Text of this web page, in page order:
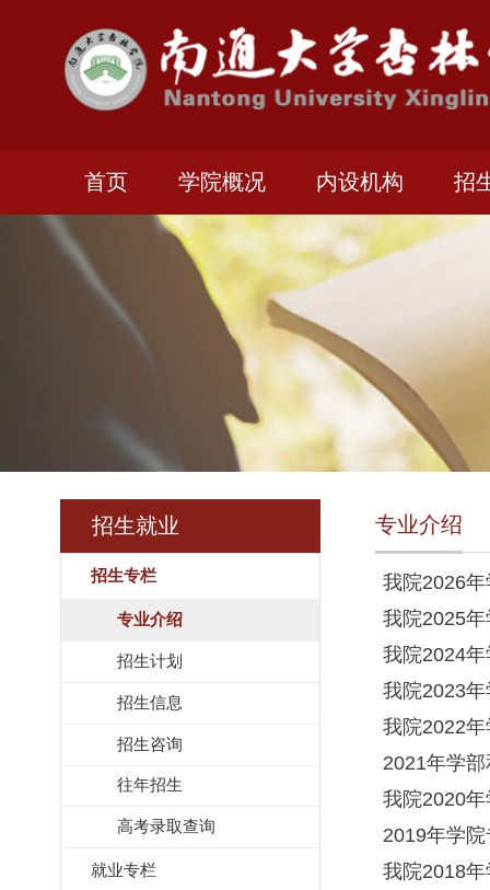
首页 学院概况 内设机构 招
招生就业
招生专栏
专业介绍
招生计划
招生信息
招生咨询
往年招生
高考录取查询
就业专栏
专业介绍
我院2026
我院2025
我院2024
我院2023
我院2022
2021年学
我院2020
2019年学
我院2018